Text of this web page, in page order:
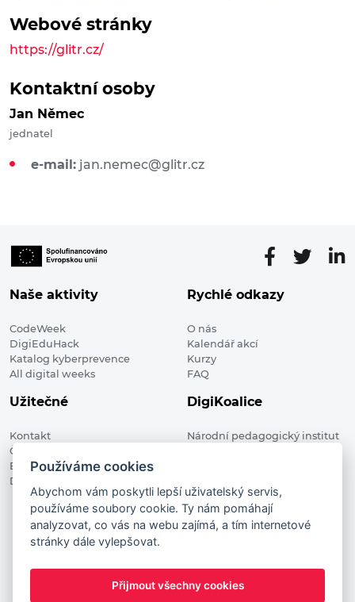
Webové stránky
https://glitr.cz/
Kontaktní osoby
Jan Němec
jednatel
e-mail: jan.nemec@glitr.cz
Naše aktivity
CodeWeek
DigiEduHack
Katalog kyberprevence
All digital weeks
Rychlé odkazy
O nás
Kalendář akcí
Kurzy
FAQ
Užitečné
Kontakt
Členské organizace
Blog
Digitalizace ve vzdělávání
DigiKoalice
Národní pedagogický institut
DigiKoalice 2021. All rights reserved
Vstup do administrace
This project has received funding from the European
Commission Innovation and Networks Executive Agency (now
Používáme cookies
Abychom vám poskytli lepší uživatelský servis,
používáme soubory cookie. Ty nám pomáhají
analyzovat, co vás na webu zajímá, a tím internetové
stránky dále vylepšovat.
Přijmout všechny cookies